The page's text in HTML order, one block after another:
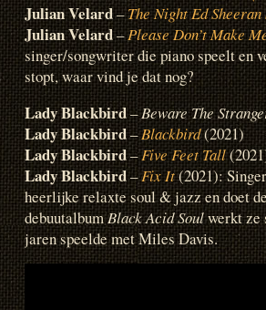
Julian Velard–The Night Ed
Julian Velard–Please Don’t Make
singer/songwriter die piano speelt en
stopt, waar vind je dat nog?
Lady Blackbird–Beware The
Lady Blackbird–Blackbird(2021)
Lady Blackbird–Five Feet Tall
Lady Blackbird–Fix It(2021):
heerlijke relaxte soul & jazz en doet
debuutalbumBlack Acid Soulwerkt ze
jaren speelde met Miles Davis.